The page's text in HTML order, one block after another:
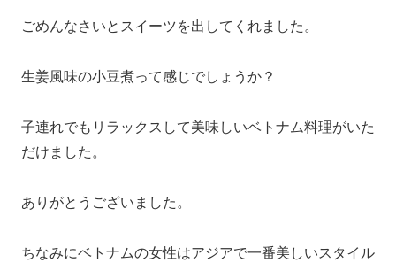
ごめんなさいとスイーツを出してくれました。
生姜風味の小豆煮って感じでしょうか？
子連れでもリラックスして美味しいベトナム料理がいた
だけました。
ありがとうございました。
ちなみにベトナムの女性はアジアで一番美しいスタイル